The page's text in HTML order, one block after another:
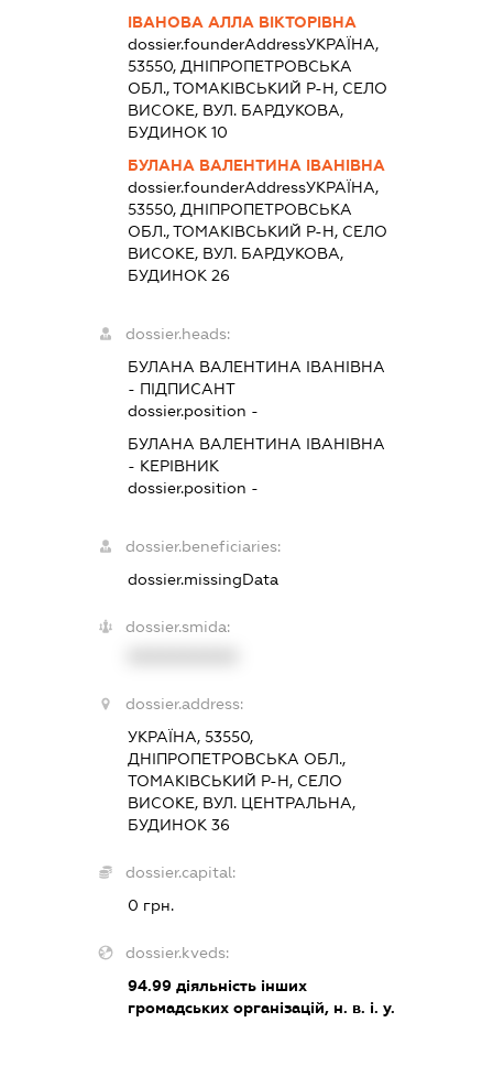
ІВАНОВА АЛЛА ВІКТОРІВНА
dossier.founderAddressУКРАЇНА,
53550, ДНІПРОПЕТРОВСЬКА
ОБЛ., ТОМАКІВСЬКИЙ Р-Н, СЕЛО
ВИСОКЕ, ВУЛ. БАРДУКОВА,
БУДИНОК 10
БУЛАНА ВАЛЕНТИНА ІВАНІВНА
dossier.founderAddressУКРАЇНА,
53550, ДНІПРОПЕТРОВСЬКА
ОБЛ., ТОМАКІВСЬКИЙ Р-Н, СЕЛО
ВИСОКЕ, ВУЛ. БАРДУКОВА,
БУДИНОК 26
dossier.heads:
БУЛАНА ВАЛЕНТИНА ІВАНІВНА
- ПІДПИСАНТ
dossier.position -
БУЛАНА ВАЛЕНТИНА ІВАНІВНА
- КЕРІВНИК
dossier.position -
dossier.beneficiaries:
dossier.missingData
dossier.smida:
dossier.address:
УКРАЇНА, 53550,
ДНІПРОПЕТРОВСЬКА ОБЛ.,
ТОМАКІВСЬКИЙ Р-Н, СЕЛО
ВИСОКЕ, ВУЛ. ЦЕНТРАЛЬНА,
БУДИНОК 36
dossier.capital:
0 грн.
dossier.kveds:
94.99 діяльність інших
громадських організацій, н. в. і. у.